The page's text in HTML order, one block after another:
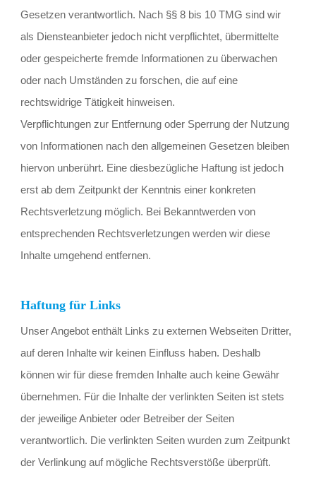
Gesetzen verantwortlich. Nach §§ 8 bis 10 TMG sind wir
als Diensteanbieter jedoch nicht verpflichtet, übermittelte
oder gespeicherte fremde Informationen zu überwachen
oder nach Umständen zu forschen, die auf eine
rechtswidrige Tätigkeit hinweisen.
Verpflichtungen zur Entfernung oder Sperrung der Nutzung
von Informationen nach den allgemeinen Gesetzen bleiben
hiervon unberührt. Eine diesbezügliche Haftung ist jedoch
erst ab dem Zeitpunkt der Kenntnis einer konkreten
Rechtsverletzung möglich. Bei Bekanntwerden von
entsprechenden Rechtsverletzungen werden wir diese
Inhalte umgehend entfernen.
Haftung für Links
Unser Angebot enthält Links zu externen Webseiten Dritter,
auf deren Inhalte wir keinen Einfluss haben. Deshalb
können wir für diese fremden Inhalte auch keine Gewähr
übernehmen. Für die Inhalte der verlinkten Seiten ist stets
der jeweilige Anbieter oder Betreiber der Seiten
verantwortlich. Die verlinkten Seiten wurden zum Zeitpunkt
der Verlinkung auf mögliche Rechtsverstöße überprüft.